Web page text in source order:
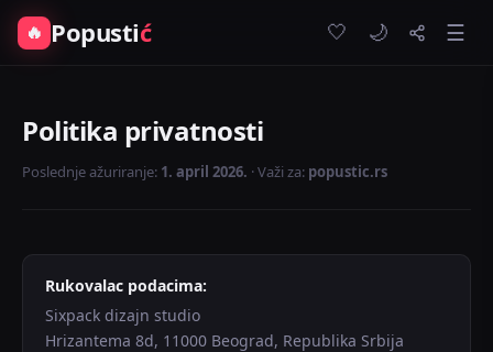
🔥 Popustić 🤍 🌙 ☰
Politika privatnosti
Poslednje ažuriranje: 1. april 2026. · Važi za: popustic.rs
Rukovalac podacima:
Sixpack dizajn studio
Hrizantema 8d, 11000 Beograd, Republika Srbija